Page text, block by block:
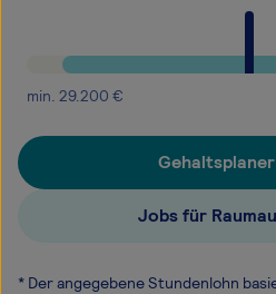
min. 29.200 €
Jobs für
* Der angegebene Stundenlohn